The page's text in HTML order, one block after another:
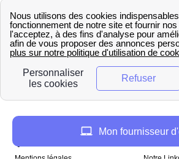
Services eau Toulon
Services
Nos outils
🛁 Simulateur consommation eau
💧 Comparer les fournisseurs
d’eau
Qui sommes-nous ?
Mentions légales
Notre
Mon fournisseur